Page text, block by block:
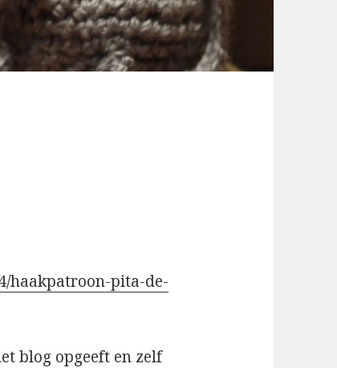
haakpatroon-pita-de-
blog opgeeft en zelf